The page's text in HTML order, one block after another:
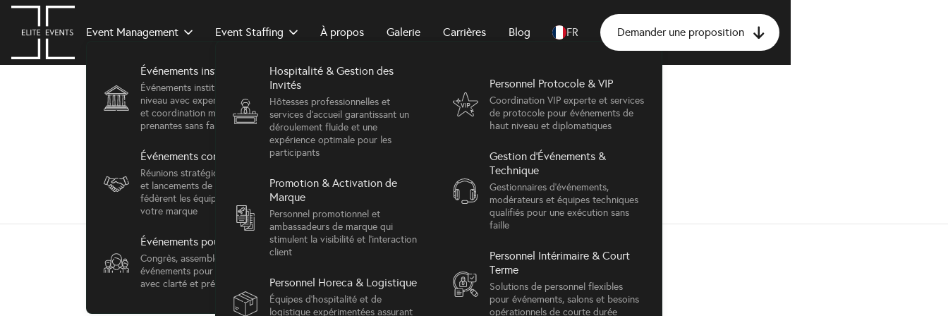
Event Management
Événements institutionnels
Événements institutionnels de haut
niveau avec expertise protocolaire
et coordination multi-parties
prenantes sans faille
Événements corporate
Réunions stratégiques, conférences
et lancements de produits qui
fédèrent les équipes et valorisent
votre marque
Événements pour associations
Congrès, assemblées générales et
événements pour membres, livrés
avec clarté et précision
Événements sociaux
événements de prestige conçus
pour l'atmosphère et l'expérience
des invités
Événements à Grande Échelle
Salons, expositions et événements à
grande échelle avec un contrôle
opérationnel complet sur site
Événements d'hospitalité
Voyages incentive sur mesure et
récompensent, inspirent et
connectent
Event Staffing
Hospitalité & Gestion des
Invités
Hôtesses professionnelles et
services d'accueil garantissant un
déroulement fluide et une
expérience optimale pour les
participants
Promotion & Activation de
Marque
Personnel promotionnel et
ambassadeurs de marque qui
stimulent la visibilité et l'interaction
client
Personnel Horeca & Logistique
Équipes d'hospitalité et de
logistique expérimentées assurant
Personnel Protocole & VIP
Coordination VIP experte et services
de protocole pour événements de
haut niveau et diplomatiques
Gestion d'Événements &
Technique
Gestionnaires d'événements,
modérateurs et équipes techniques
qualifiés pour une exécution sans
faille
Personnel Intérimaire & Court
Terme
Solutions de personnel flexibles
pour événements, salons et besoins
opérationnels de courte durée
À propos Galerie Carrières Blog FR Demander une proposition
EuroDIG 2026
Back to gallery